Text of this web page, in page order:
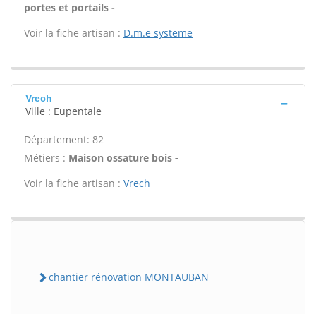
portes et portails -
Voir la fiche artisan : D.m.e systeme
Vrech
Ville : Eupentale
Département: 82
Métiers : Maison ossature bois -
Voir la fiche artisan : Vrech
chantier rénovation MONTAUBAN